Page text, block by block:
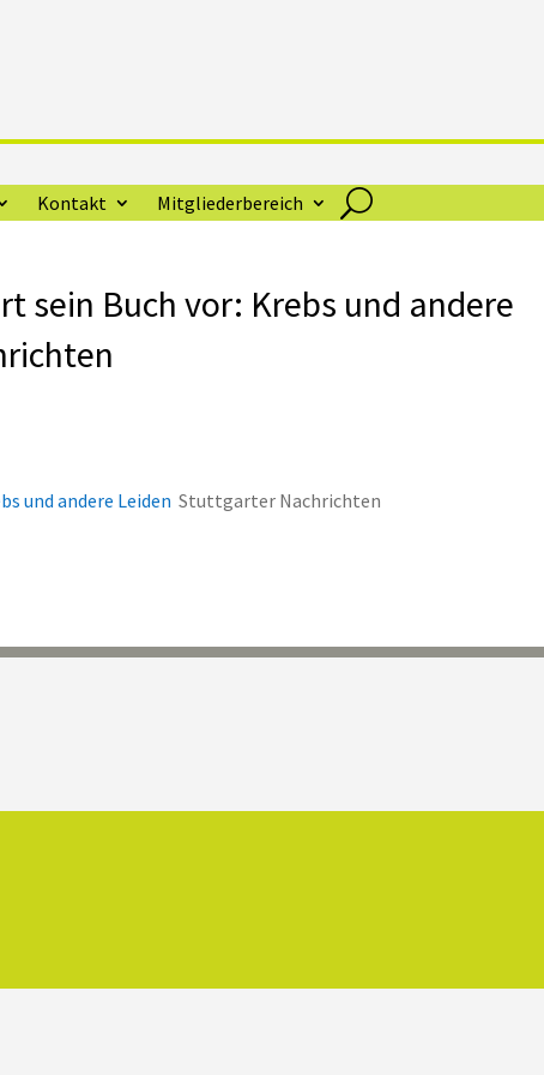
Kontakt Mitgliederbereich
sein Buch vor: Krebs und andere
und andere Leiden Stuttgarter Nachrichten